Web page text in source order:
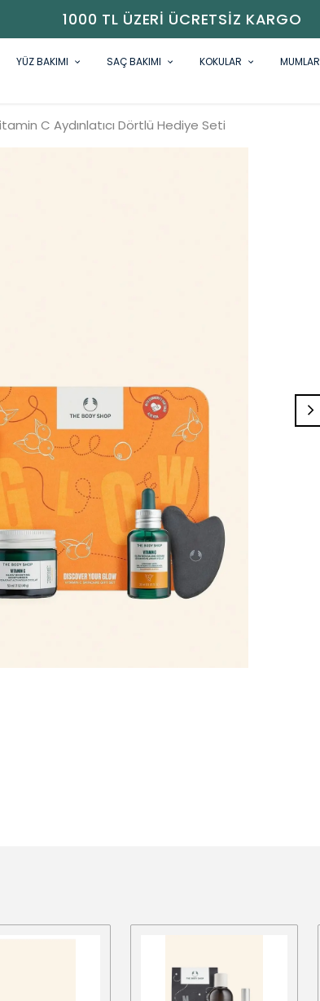
1000 TL ÜZERI ÜCRETSIZ KARGO
YÜZ BAKIMI SAÇ BAKIMI KOKULAR MUMLAR
C Aydınlatıcı Dörtlü Hediye Seti